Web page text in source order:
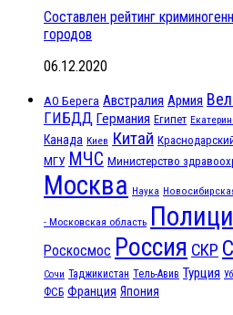
Составлен рейтинг
городов
06.12.2020
АО Берега Австралия Армия
ГИБДД Германия Египет
Канада Киев Китай
МГУ МЧС Министерство
Москва Наука
- Московская область
Роскосмос Россия СКР
Сочи Таджикистан Тель-Авив Турция
ФСБ Франция Япония